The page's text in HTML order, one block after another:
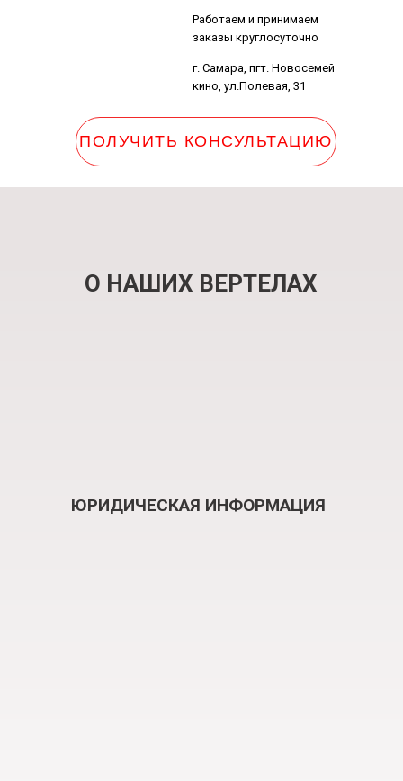
Работаем и принимаем
заказы круглосуточно
г. Самара, пгт. Новосемей
кино, ул.Полевая, 31
Работаем и принимаем заказы круглосуточно
ПОЛУЧИТЬ КОНСУЛЬТАЦИЮ
О НАШИХ ВЕРТЕЛАХ
ЮРИДИЧЕСКАЯ ИНФОРМАЦИЯ